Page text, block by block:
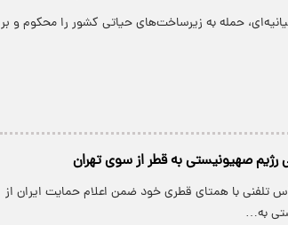
‌حمله به زیرساخت‌های حیاتی کشور را محکوم و بر
صهیونیستی به قطر از سوی تهران
تلفنی با همتای قطری خود ضمن اعلام حمایت ایران از
به…